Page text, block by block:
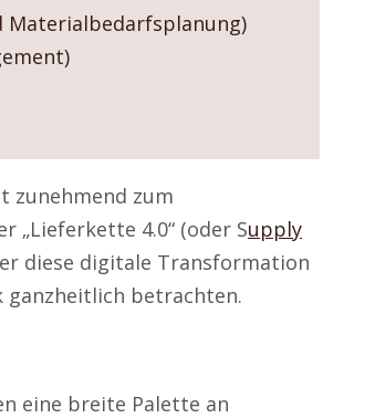
Materialbedarfsplanung)
zunehmend zum
„Lieferkette 4.0“ (oder Supply
diese digitale Transformation
betrachten.
eine breite Palette an